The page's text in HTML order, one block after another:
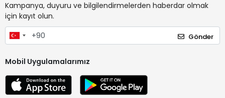
Kampanya, duyuru ve bilgilendirmelerden haberdar olmak
için kayıt olun.
Gönder
Mobil Uygulamalarımız